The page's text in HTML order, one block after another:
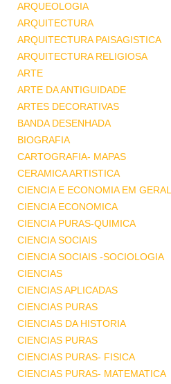
ARQUEOLOGIA
ARQUITECTURA
ARQUITECTURA PAISAGISTICA
ARQUITECTURA RELIGIOSA
ARTE
ARTE DA ANTIGUIDADE
ARTES DECORATIVAS
BANDA DESENHADA
BIOGRAFIA
CARTOGRAFIA- MAPAS
CERAMICA ARTISTICA
CIENCIA E ECONOMIA EM GERAL
CIENCIA ECONOMICA
CIENCIA PURAS-QUIMICA
CIENCIA SOCIAIS
CIENCIA SOCIAIS -SOCIOLOGIA
CIENCIAS
CIENCIAS APLICADAS
CIENCIAS PURAS
CIENCIAS DA HISTORIA
CIENCIAS PURAS
CIENCIAS PURAS- FISICA
CIENCIAS PURAS- MATEMATICA